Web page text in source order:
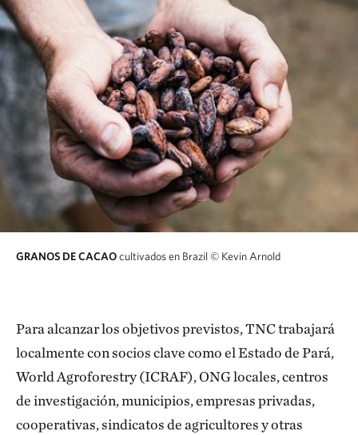
GRANOS DE CACAOcultivados en Brazil © Kevin Arnold
Para alcanzar los objetivos previstos, TNC trabajará
localmente con socios clave como el Estado de Pará,
World Agroforestry (ICRAF), ONG locales, centros
de investigación, municipios, empresas privadas,
cooperativas, sindicatos de agricultores y otras